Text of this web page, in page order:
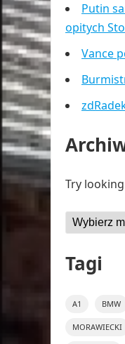
Putin
opitych
Vance
Try
Archiwa
Tagi
A1 BMW
MORAWIECKI